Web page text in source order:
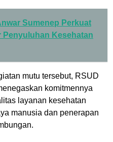
Sumenep Perkuat
Penyuluhan Kesehatan
mutu tersebut, RSUD
komitmennya
layanan kesehatan
manusia dan penerapan